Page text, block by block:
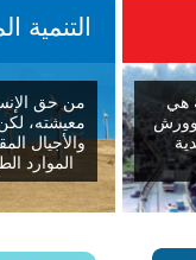
التنمية
من حق
معيشته، لكن
والأجيال
الموارد